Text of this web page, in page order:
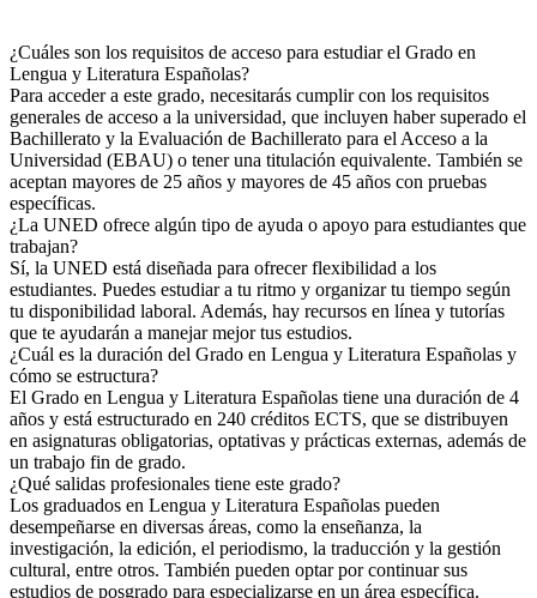
¿Cuáles son los requisitos de acceso para estudiar el Grado en
Lengua y Literatura Españolas?
Para acceder a este grado, necesitarás cumplir con los requisitos
generales de acceso a la universidad, que incluyen haber superado el
Bachillerato y la Evaluación de Bachillerato para el Acceso a la
Universidad (EBAU) o tener una titulación equivalente. También se
aceptan mayores de 25 años y mayores de 45 años con pruebas
específicas.
¿La UNED ofrece algún tipo de ayuda o apoyo para estudiantes que
trabajan?
Sí, la UNED está diseñada para ofrecer flexibilidad a los
estudiantes. Puedes estudiar a tu ritmo y organizar tu tiempo según
tu disponibilidad laboral. Además, hay recursos en línea y tutorías
que te ayudarán a manejar mejor tus estudios.
¿Cuál es la duración del Grado en Lengua y Literatura Españolas y
cómo se estructura?
El Grado en Lengua y Literatura Españolas tiene una duración de 4
años y está estructurado en 240 créditos ECTS, que se distribuyen
en asignaturas obligatorias, optativas y prácticas externas, además de
un trabajo fin de grado.
¿Qué salidas profesionales tiene este grado?
Los graduados en Lengua y Literatura Españolas pueden
desempeñarse en diversas áreas, como la enseñanza, la
investigación, la edición, el periodismo, la traducción y la gestión
cultural, entre otros. También pueden optar por continuar sus
estudios de posgrado para especializarse en un área específica.